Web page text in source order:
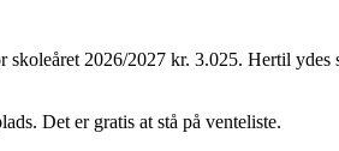
2026/2027 kr. 3.025. Hertil
Det er gratis at stå på venteliste.